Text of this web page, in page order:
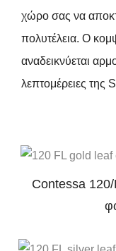
χώρο σας να
πολυτέλεια. Ο
αναδεικνύεται
λεπτομέρειες
Contessa 120/